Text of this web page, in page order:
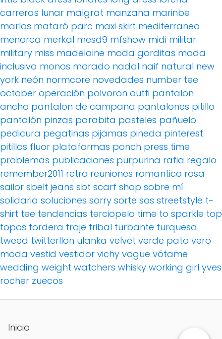
carreras lunar malgrat manzana marinbe
marlos mataró parc maxi skirt mediterraneo
menorca merkal mesd9 mfshow midi militar
military miss madelaine moda gorditas moda
inclusiva monos morado nadal naif natural new
york neón normcore novedades number tee
october operación polvoron outfi pantalon
ancho pantalon de campana pantalones pitillo
pantalón pinzas parabita pasteles pañuelo
pedicura pegatinas pijamas pineda pinterest
pitillos fluor plataformas ponch press time
problemas publicaciones purpurina rafia regalo
remember2011 retro reuniones romantico rosa
sailor sbelt jeans sbt scarf shop sobre mí
solidaria soluciones sorry sorte sos streetstyle t-
shirt tee tendencias terciopelo time to sparkle top
topos tordera traje tribal turbante turquesa
tweed twitterllon ulanka velvet verde pato vero
moda vestid vestidor vichy vogue vótame
wedding weight watchers whisky working girl yves
rocher zuecos
Inicio